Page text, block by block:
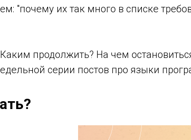
"почему их так много в списке
продолжить? На чем
серии постов про языки